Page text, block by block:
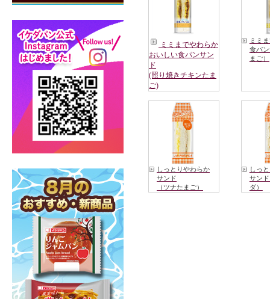
ミミまでやわらか
おいしい食パンサン
ド
(照り焼きチキンたま
ご)
ミミ
食パ
まご）
しっとりやわらか
サンド
（ツナたまご）
しっ
サン
ダ）